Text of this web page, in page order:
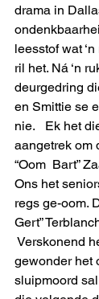
drama in
leesstof wat
ril het. Ná ‘n
deurgedring
en Smittie se
nie.   Ek het
aangetrek om
“Oom  Bart”
Ons het
regs ge-oom.
Gert”
Verskonend
gewonder het
sluipmoord